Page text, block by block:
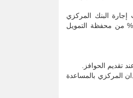
البنك المركزي
(شهاب2) و الصكوك الحكومية الأخرى وصكوك المؤسسات غير الحكومية عدا الأسهم المتداولة فى سوق الخرطوم للأوراق المالية بنسبةلا تتجاوز 20% من محفظة التمويل
تقديم الحوافز.
المركزي بالمساعدة